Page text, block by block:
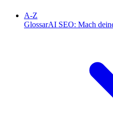
A-Z
GlossarAI SEO: Mach